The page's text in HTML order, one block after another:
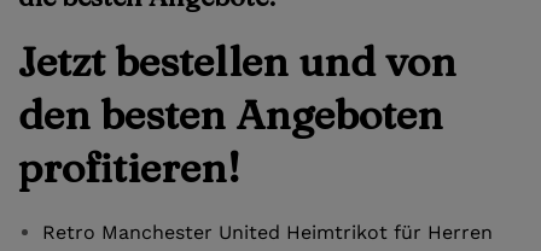
Jetzt bestellen und von
den besten Angeboten
profitieren!
Retro Manchester United Heimtrikot für Herren